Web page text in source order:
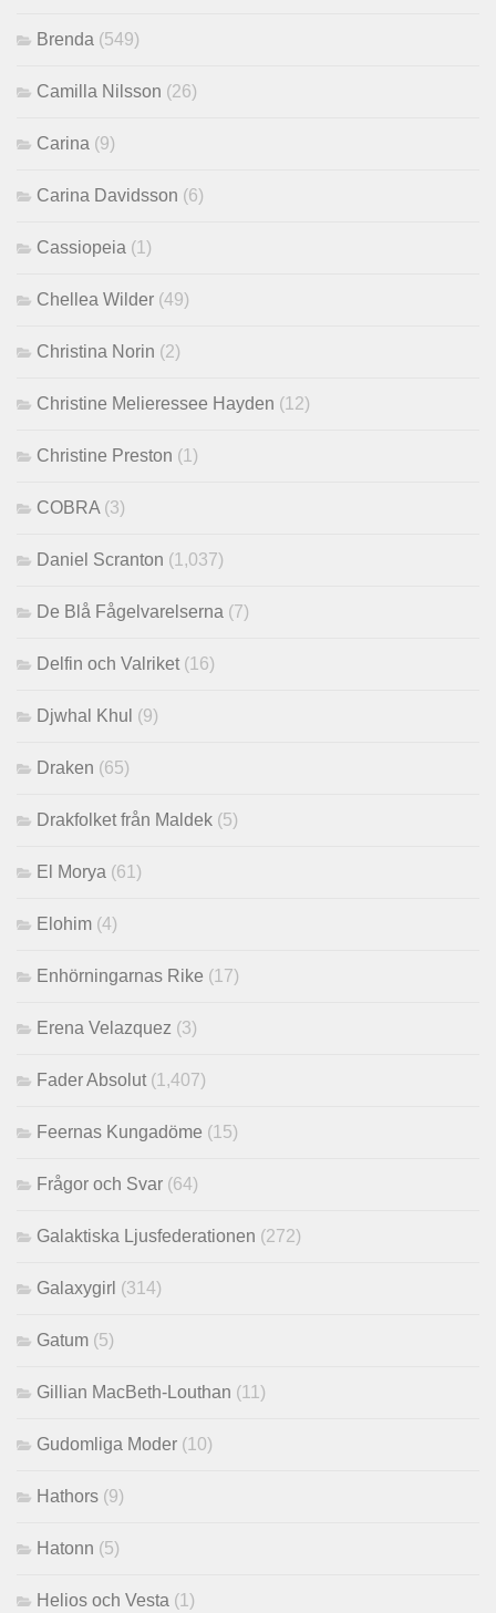
Brenda (549)
Camilla Nilsson (26)
Carina (9)
Carina Davidsson (6)
Cassiopeia (1)
Chellea Wilder (49)
Christina Norin (2)
Christine Melieressee Hayden (12)
Christine Preston (1)
COBRA (3)
Daniel Scranton (1,037)
De Blå Fågelvarelserna (7)
Delfin och Valriket (16)
Djwhal Khul (9)
Draken (65)
Drakfolket från Maldek (5)
El Morya (61)
Elohim (4)
Enhörningarnas Rike (17)
Erena Velazquez (3)
Fader Absolut (1,407)
Feernas Kungadöme (15)
Frågor och Svar (64)
Galaktiska Ljusfederationen (272)
Galaxygirl (314)
Gatum (5)
Gillian MacBeth-Louthan (11)
Gudomliga Moder (10)
Hathors (9)
Hatonn (5)
Helios och Vesta (1)